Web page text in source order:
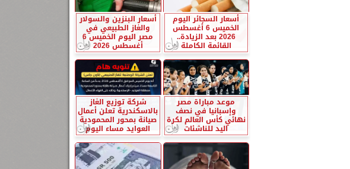
أسعار السجائر اليوم
الخميس 6 أغسطس
2026 بعد الزيادة..
القائمة الكاملة
أسعار البنزين والسولار
والغاز الطبيعي في
مصر اليوم الخميس 6
أغسطس 2026
موعد مباراة مصر
وإسبانيا في نصف
نهائي كأس العالم لكرة
اليد للناشئات
شركة توزيع الغاز
بالاسكندرية تعلن أعمال
صيانة بمحور المحمودية
العوايد مساء اليوم